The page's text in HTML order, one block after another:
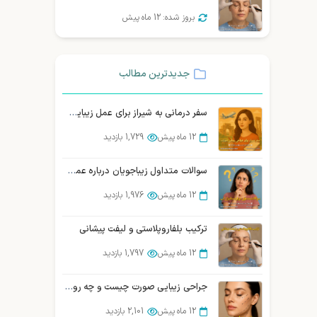
بروز شده: 12 ماه پیش
جدیدترین مطالب
سفر درمانی به شیراز برای عمل زیبایی صورت | توریسم درمانی زیبایی شیراز
12 ماه پیش 1,729 بازدید
سوالات متداول زیباجویان درباره عمل سانترال لب
12 ماه پیش 1,976 بازدید
ترکیب بلفاروپلاستی و لیفت پیشانی
12 ماه پیش 1,797 بازدید
جراحی زیبایی صورت چیست و چه روش‌هایی دارد؟ (بررسی تخصصی)
12 ماه پیش 2,101 بازدید